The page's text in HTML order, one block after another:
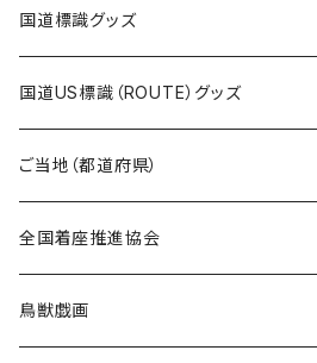
エコバッグ
モーテルキーホルダー
トートバッグ
エコバッグ
千葉ロッテマリーンズコラボ
モーテルキーホルダー
ホテルキーホルダー
トートバッグ
ホテルキーホルダー
ステッカー
ステッカー
ホテルキーホルダー
国道標識グッズ
ステッカー
国道0～99号線
国道100～199号線
Tシャツ
キャップ
国道US標識（ROUTE）グッズ
ステッカー
ROUTE 0～99号線
ROUTE100～199号線
Tシャツ
ROUTE 0～99号線
キャップ
ご当地（都道府県）
北海道
青森県
全国着座推進協会
ステッカー
鳥獣戯画